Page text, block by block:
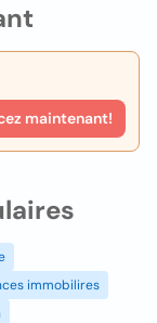
maintenant!
immobilires